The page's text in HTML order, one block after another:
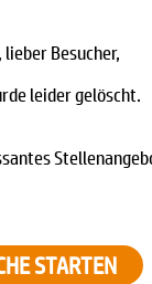
Besucher,
leider gelöscht.
STARTEN